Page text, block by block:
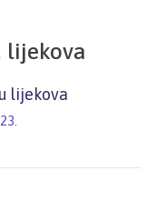
lijekova
lijekova